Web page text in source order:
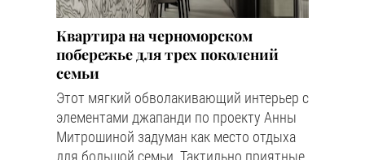
Квартира на черноморском
побережье для трех поколений
семьи
Этот мягкий обволакивающий интерьер с
элементами джапанди по проекту Анны
Митрошиной задуман как место отдыха
для большой семьи. Тактильно приятные